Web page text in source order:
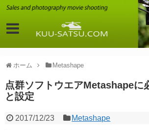
ホーム Metashape
点群ソフトウエアMetashapeに
と設定
2017/12/23 Metashape